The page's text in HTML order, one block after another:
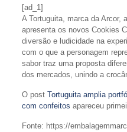
[ad_1]
A Tortuguita, marca da Arcor,
apresenta os novos Cookies
diversão e ludicidade na
com o que a personagem
sabor traz uma proposta
dos mercados, unindo a
O post Tortuguita amplia
com confeitos apareceu
Fonte: https://